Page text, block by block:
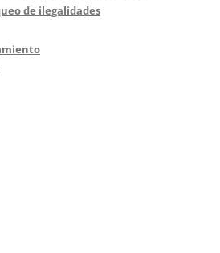
de ilegalidades